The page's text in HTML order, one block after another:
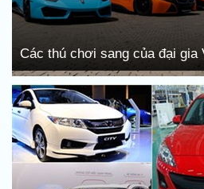
Các thú chơi sang của đại gia